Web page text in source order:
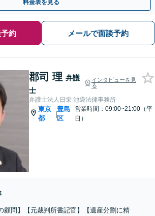
料金表を見る
約 メールで面談予約
郡司 理 弁護
士
インタビューを見
る
弁護士法人日栄 池袋法律事務所
東京
都
|
豊島
区
営業時間：09:00~21:00（平
日）
顧問】【元裁判所書記官】【遺産分割に精